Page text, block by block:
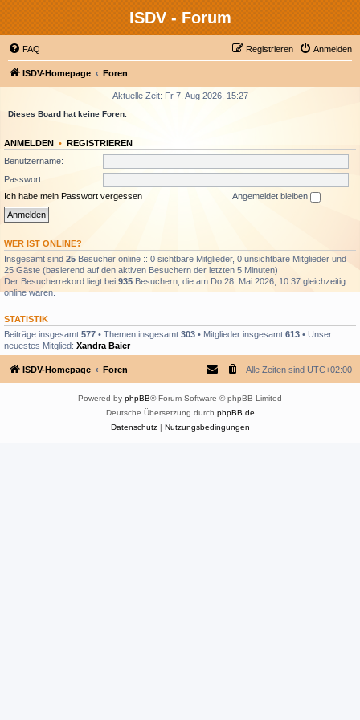
ISDV - Forum
FAQ Anmelden
Registrieren
ISDV-Homepage Foren
Aktuelle Zeit: Fr 7. Aug 2026, 15:27
Dieses Board hat keine Foren.
ANMELDEN • REGISTRIEREN
Benutzername:
Passwort:
Ich habe mein Passwort vergessen
Angemeldet bleiben
WER IST ONLINE?
Insgesamt sind 25 Besucher online :: 0 sichtbare Mitglieder, 0 unsichtbare Mitglieder und
25 Gäste (basierend auf den aktiven Besuchern der letzten 5 Minuten)
Der Besucherrekord liegt bei 935 Besuchern, die am Do 28. Mai 2026, 10:37 gleichzeitig
online waren.
STATISTIK
Beiträge insgesamt 577 • Themen insgesamt 303 • Mitglieder insgesamt 613 • Unser
neuestes Mitglied: Xandra Baier
ISDV-Homepage Foren Alle Zeiten sind UTC+02:00
Powered by phpBB® Forum Software © phpBB Limited
Deutsche Übersetzung durch phpBB.de
Datenschutz| Nutzungsbedingungen